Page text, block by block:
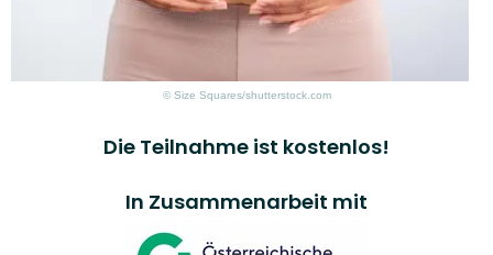
© Size Squares/shutterstock.com
Die Teilnahme ist kostenlos!
In Zusammenarbeit mit